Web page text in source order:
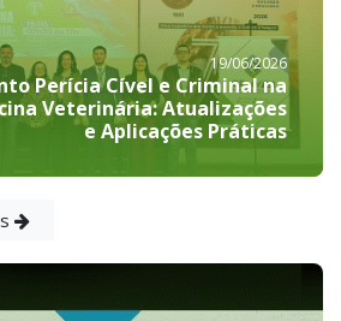
19/06/2026
Perícia Cível e Criminal na
Veterinária: Atualizações
e Aplicações Práticas